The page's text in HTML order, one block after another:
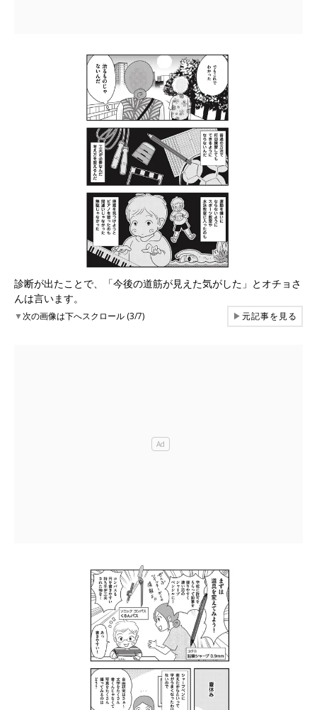
診断が出たことで、「今後の道筋が見えた気がした」とオチョさ
んは言います。
▼次の画像は下へスクロール (3/7) ▶元記事を見る